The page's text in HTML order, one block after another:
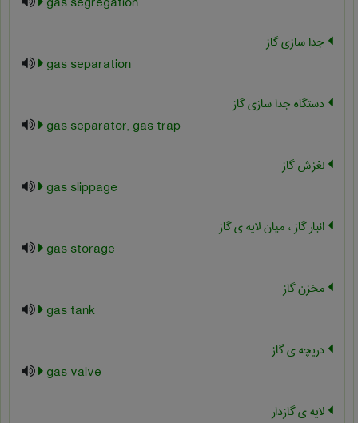
جدا سازی گاز
gas separation
دستگاه جدا سازی گاز
gas separator; gas trap
لغزش گاز
gas slippage
انبار گاز ، میان لایه ی گاز
gas storage
مخزن گاز
gas tank
دریچه ی گاز
gas valve
لایه ی گازدار